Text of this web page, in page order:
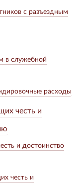
с разъездным
в служебной
расходы
честь и
и достоинство
честь и